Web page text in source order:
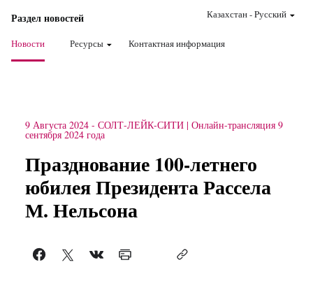
Раздел новостей
Новости Ресурсы Контактная информация
Казахстан-Pусский
9 Августа 2024 - СОЛТ-ЛЕЙК-СИТИ Онлайн-трансляция 9
сентября 2024 года
Празднование 100-летнего
юбилея Президента Рассела
М. Нельсона